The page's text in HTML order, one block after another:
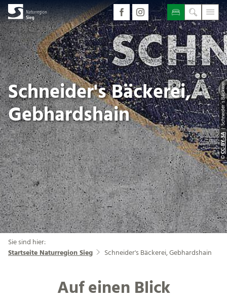
©
CC-BY-SA
| Schneider´s Bäckerei
Schneider's Bäckerei,
Gebhardshain
Sie sind hier:
Startseite Naturregion Sieg
Schneider's Bäckerei, Gebhardshain
Auf einen Blick